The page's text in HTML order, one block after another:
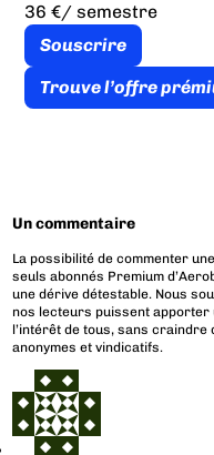
36 €/ semestre
Souscrire
Trouve l’offre
Un commentaire
La possibilité de commenter
seuls abonnés Premium
une dérive détestable. Nous
nos lecteurs puissent apporter
l’intérêt de tous, sans
anonymes et vindicatifs.